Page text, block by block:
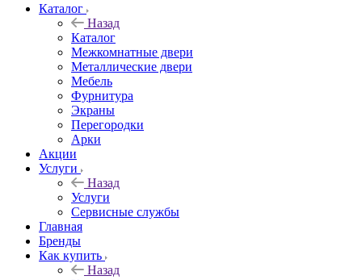
Каталог
Назад
Каталог
Межкомнатные двери
Металлические двери
Мебель
Фурнитура
Экраны
Перегородки
Арки
Акции
Услуги
Назад
Услуги
Сервисные службы
Главная
Бренды
Как купить
Назад